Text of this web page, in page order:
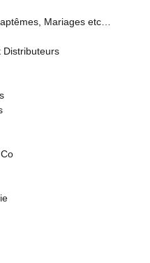
Mariages etc…
Distributeurs